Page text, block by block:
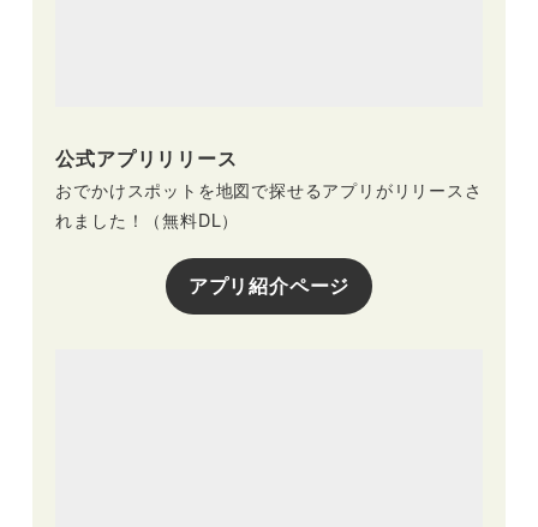
公式アプリリリース
おでかけスポットを地図で探せるアプリがリリースさ
れました！（無料DL）
アプリ紹介ページ